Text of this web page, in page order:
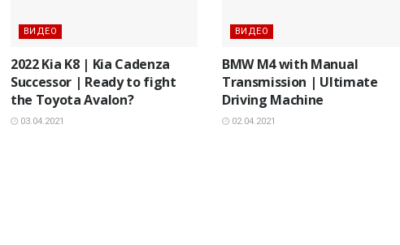
ВИДЕО
2022 Kia K8 | Kia Cadenza
Successor | Ready to fight
the Toyota Avalon?
03.04.2021
ВИДЕО
BMW M4 with Manual
Transmission | Ultimate
Driving Machine
02.04.2021